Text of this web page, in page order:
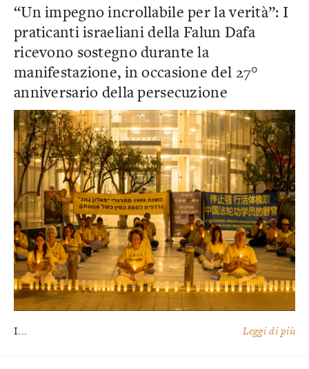
“Un impegno incrollabile per la verità”: I
praticanti israeliani della Falun Dafa
ricevono sostegno durante la
manifestazione, in occasione del 27°
anniversario della persecuzione
I... Leggi di più